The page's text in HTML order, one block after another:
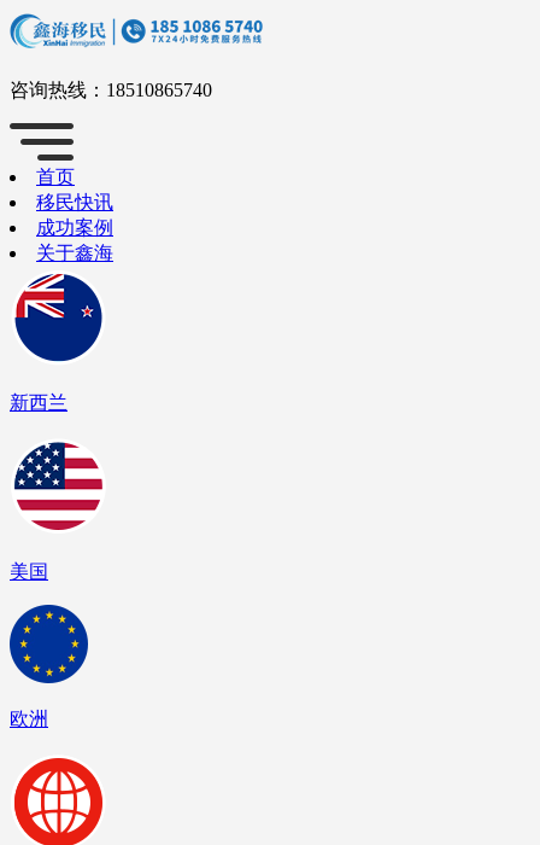
咨询热线： 18510865740
首页
移民快讯
成功案例
关于鑫海
新西兰
美国
欧洲